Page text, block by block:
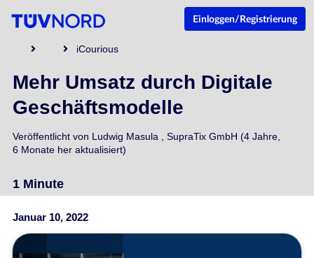
Einloggen/Registrierung
iCourious
1 Minute
Januar 10, 2022
Mehr Umsatz durch Digitale
Geschäftsmodelle
Veröffentlicht von Ludwig Masula SupraTix GmbH (4 Jahre,
6 Monate her aktualisiert)